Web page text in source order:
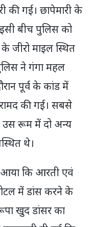
की गई। छापेमारी के
बीच पुलिस को
जीरो माइल स्थित
ने गंगा महल
पूर्व के कांड में
की गई। सबसे
उस रूम में दो अन्य
थे।
आया कि आरती एवं
में डांस करने के
खुद डांसर का